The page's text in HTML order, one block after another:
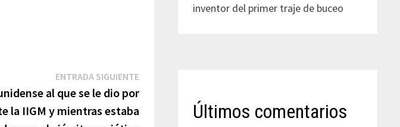
ENTRADA SIGUIENTEEntrada
siguiente:
al que se le dio por
la IIGM y mientras estaba
inventor del primer traje de buceo
Últimos comentarios